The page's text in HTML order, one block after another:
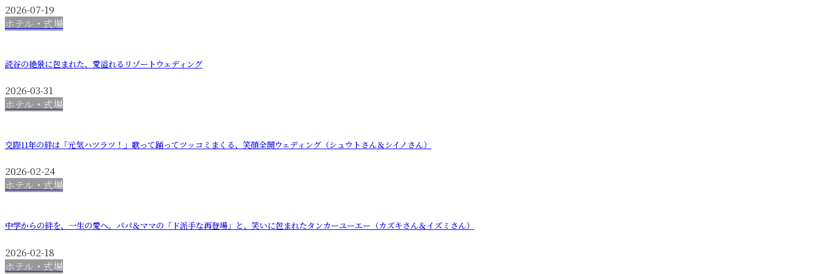
2026-07-19
ホテル・式場
読谷の絶景に包まれた、愛溢れるリゾートウェディング
2026-03-31
ホテル・式場
交際11年の絆は「元気ハツラツ！」歌って踊ってツッコミまくる、笑顔全開ウェディング（シュウトさん＆シイノさん）
2026-02-24
ホテル・式場
中学からの絆を、一生の愛へ。パパ＆ママの「ド派手な再登場」と、笑いに包まれたタンカーユーエー（カズキさん＆イズミさん）
2026-02-18
ホテル・式場